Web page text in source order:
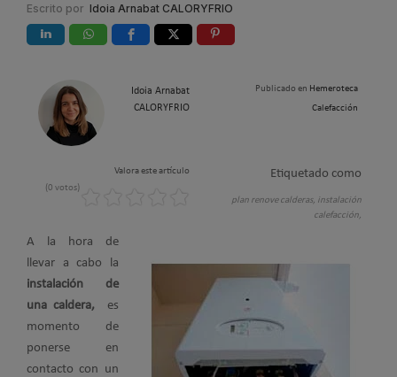
Escrito por Idoia Arnabat CALORYFRIO
Idoia Arnabat
CALORYFRIO
Publicado en Hemeroteca
Calefacción
Valora este artículo
(0 votos)
Etiquetado como
plan renove calderas, instalación
calefacción,
A la hora de
llevar a cabo la
instalación de
una caldera, es
momento de
ponerse en
contacto con un